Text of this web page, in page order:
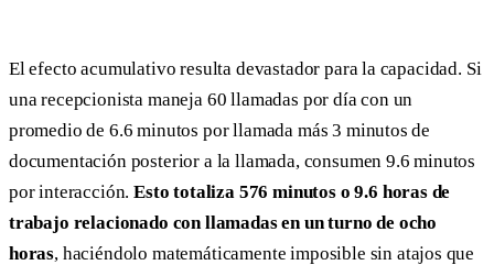
El efecto acumulativo resulta devastador para la capacidad. Si
una recepcionista maneja 60 llamadas por día con un
promedio de 6.6 minutos por llamada más 3 minutos de
documentación posterior a la llamada, consumen 9.6 minutos
por interacción.Esto totaliza 576 minutos o 9.6 horas de
trabajo relacionado con llamadas en un turno de ocho
horas, haciéndolo matemáticamente imposible sin atajos que